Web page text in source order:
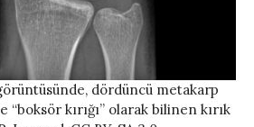
dördüncü metakarp
kırığı” olarak bilinen kırık